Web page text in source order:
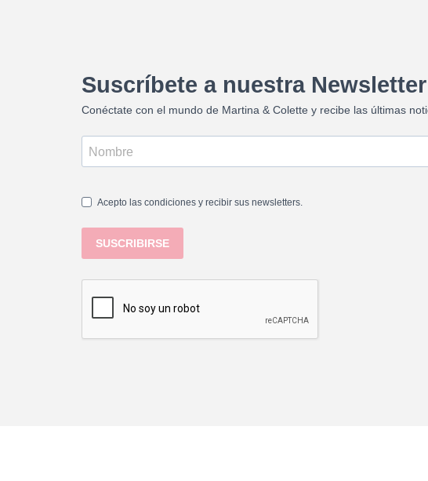
Suscríbete a nuestra Newsletter
Conéctate con el mundo de Martina & Colette y recibe las últimas
Acepto las condiciones y recibir sus newsletters.
SUSCRIBIRSE